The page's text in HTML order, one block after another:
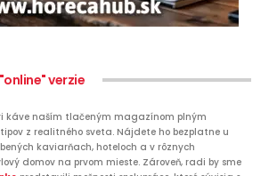
verzie
káve naším tlačeným magazínom plným
z realitného sveta. Nájdete ho bezplatne u
kaviarňach, hoteloch a v rôznych
domov na prvom mieste. Zároveň, radi by sme